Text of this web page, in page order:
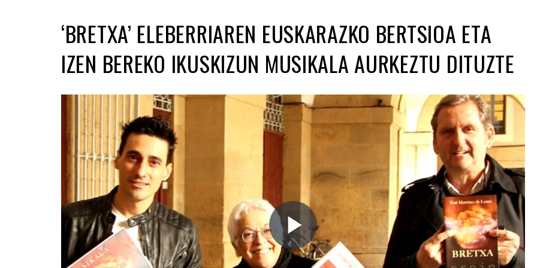
‘BRETXA’ ELEBERRIAREN EUSKARAZKO BERTSIOA ETA
IZEN BEREKO IKUSKIZUN MUSIKALA AURKEZTU DITUZTE